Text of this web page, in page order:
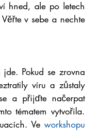
hned, ale po letech
v sebe a nechte
Pokud se zrovna
víru a zůstaly
a přijďte načerpat
tématem vytvořila.
Ve workshopu